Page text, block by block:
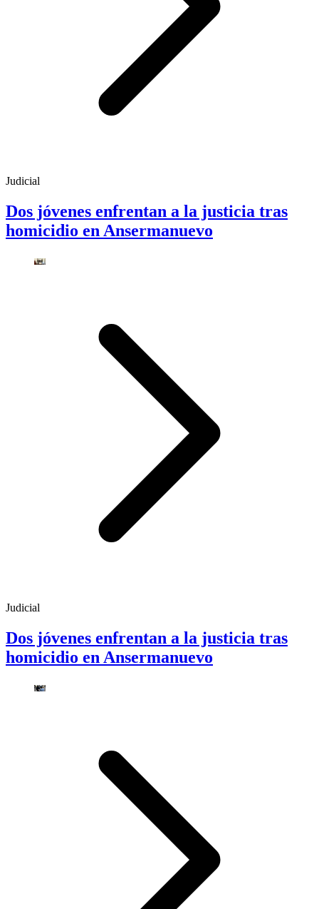
Judicial
Dos jóvenes enfrentan a la justicia tras
homicidio en Ansermanuevo
Judicial
Dos jóvenes enfrentan a la justicia tras
homicidio en Ansermanuevo